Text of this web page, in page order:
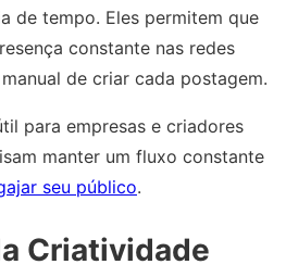
de tempo. Eles permitem que
constante nas redes
de criar cada postagem.
para empresas e criadores
manter um fluxo constante
seu público.
Criatividade